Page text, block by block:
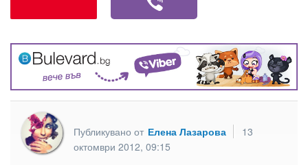
Публикувано от Елена Лазарова
13
октомври 2012, 09:15